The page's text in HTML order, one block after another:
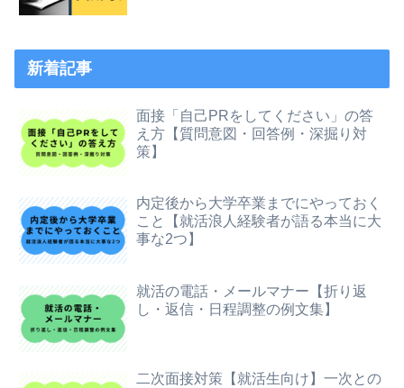
新着記事
面接「自己PRをしてください」の答
え方【質問意図・回答例・深掘り対
策】
内定後から大学卒業までにやっておく
こと【就活浪人経験者が語る本当に大
事な2つ】
就活の電話・メールマナー【折り返
し・返信・日程調整の例文集】
二次面接対策【就活生向け】一次との